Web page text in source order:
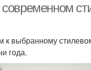
к выбранному
года.